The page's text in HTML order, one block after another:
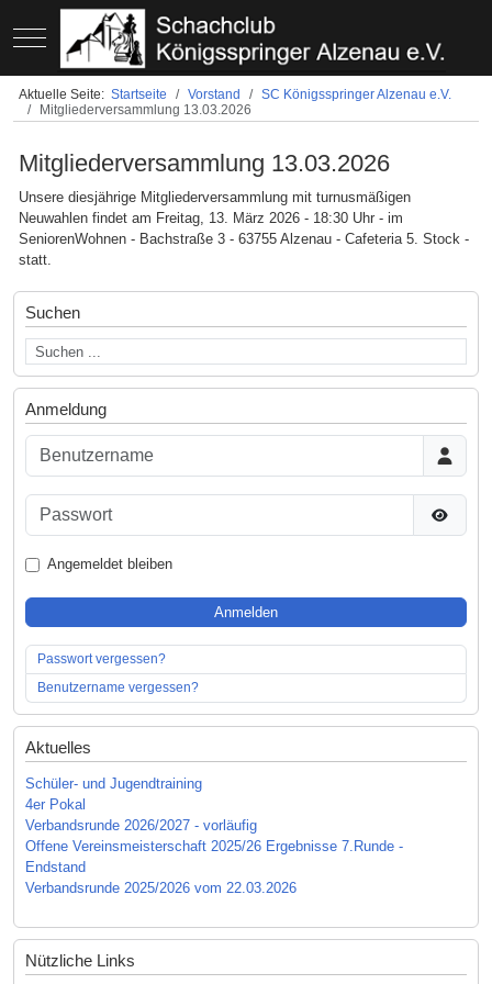
Mobile Menu Toggle
Aktuelle Seite: Startseite Vorstand
SC Königsspringer Alzenau e.V.
Mitgliederversammlung 13.03.2026
Mitgliederversammlung 13.03.2026
Unsere diesjährige Mitgliederversammlung mit turnusmäßigen
Neuwahlen findet am Freitag, 13. März 2026 - 18:30 Uhr - im
SeniorenWohnen - Bachstraße 3 - 63755 Alzenau - Cafeteria 5. Stock -
statt.
Suchen
Anmeldung
Benutzername
Passwort
Angemeldet bleiben
Anmelden
Passwort vergessen?
Benutzername vergessen?
Aktuelles
Schüler- und Jugendtraining
4er Pokal
Verbandsrunde 2026/2027 - vorläufig
Offene Vereinsmeisterschaft 2025/26 Ergebnisse 7.Runde -
Endstand
Verbandsrunde 2025/2026 vom 22.03.2026
Nützliche Links